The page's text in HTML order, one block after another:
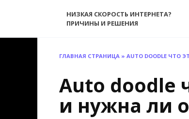
НИЗКАЯ СКОРОСТЬ ИНТЕРНЕТА?
ПРИЧИНЫ И РЕШЕНИЯ
ГЛАВНАЯ СТРАНИЦА » AUTO DOODLE
Auto doodle
и нужна ли